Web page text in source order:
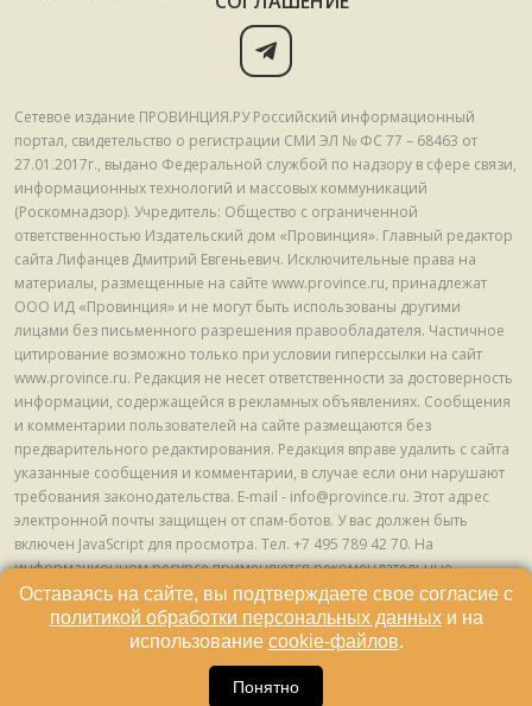
Сетевое издание ПРОВИНЦИЯ.РУ Российский информационный
портал, свидетельство о регистрации СМИ ЭЛ № ФС 77 – 68463 от
27.01.2017г., выдано Федеральной службой по надзору в сфере связи,
информационных технологий и массовых коммуникаций
(Роскомнадзор). Учредитель: Общество с ограниченной
ответственностью Издательский дом «Провинция». Главный редактор
сайта Лифанцев Дмитрий Евгеньевич. Исключительные права на
материалы, размещенные на сайте www.province.ru, принадлежат
ООО ИД «Провинция» и не могут быть использованы другими
лицами без письменного разрешения правообладателя. Частичное
цитирование возможно только при условии гиперссылки на сайт
www.province.ru. Редакция не несет ответственности за достоверность
информации, содержащейся в рекламных объявлениях. Сообщения
и комментарии пользователей на сайте размещаются без
предварительного редактирования. Редакция вправе удалить с сайта
указанные сообщения и комментарии, в случае если они нарушают
требования законодательства. E-mail - info@province.ru. Этот адрес
электронной почты защищен от спам-ботов. У вас должен быть
включен JavaScript для просмотра. Tел. +7 495 789 42 70. На
информационном ресурсе применяются рекомендательные
технологии (информационные технологии предоставления
информации на основе сбора, систематизации и анализа сведений,
относящихся к предпочтениям пользователей сети "Интернет",
находящихся на территории Российской Федерации) © ООО ИД
Оставаясь на сайте, вы подтверждаете свое согласие с
политикой обработки персональных данныхи на
использование cookie-файлов.
Понятно